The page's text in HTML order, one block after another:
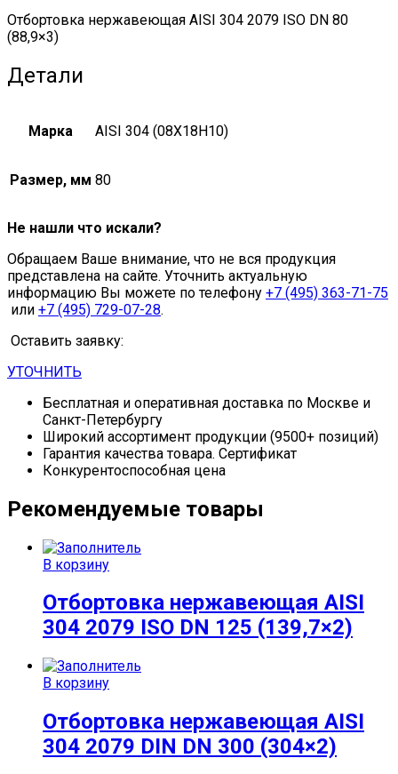
Отбортовка нержавеющая AISI 304 2079 ISO DN 80
(88,9×3)
Детали
Марка AISI 304 (08Х18Н10)
Размер, мм 80
Не нашли что искали?
Обращаем Ваше внимание, что не вся продукция
представлена на сайте. Уточнить актуальную
информацию Вы можете по телефону +7 (495) 363-71-75
или +7 (495) 729-07-28.
Оставить заявку:
УТОЧНИТЬ
Бесплатная и оперативная доставка по Москве и
Санкт-Петербургу
Широкий ассортимент продукции (9500+ позиций)
Гарантия качества товара. Сертификат
Конкурентоспособная цена
Рекомендуемые товары
В корзину
Отбортовка нержавеющая AISI
304 2079 ISO DN 125 (139,7×2)
В корзину
Отбортовка нержавеющая AISI
304 2079 DIN DN 300 (304×2)